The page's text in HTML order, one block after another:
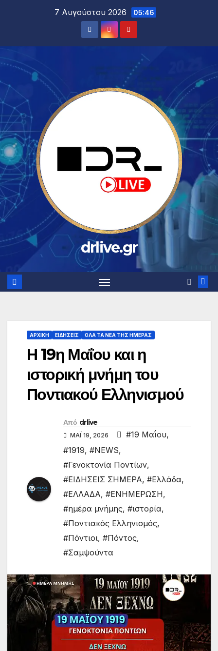
7 Αυγούστου 2026 05:46
drlive.gr
ΑΡΧΙΚΗ ΕΙΔΗΣΕΙΣ ΟΛΑ ΤΑ ΝΕΑ ΤΗΣ ΗΜΕΡΑΣ
Η 19η Μαΐου και η
ιστορική μνήμη του
Ποντιακού Ελληνισμού
Από drlive
ΜΆΙ 19, 2026 #19 Μαΐου,
#1919, #NEWS,
#Γενοκτονία Ποντίων,
#ΕΙΔΗΣΕΙΣ ΣΗΜΕΡΑ, #Ελλάδα,
#ΕΛΛΑΔΑ, #ΕΝΗΜΕΡΩΣΗ,
#ημέρα μνήμης, #ιστορία,
#Ποντιακός Ελληνισμός,
#Πόντιοι, #Πόντος,
#Σαμψούντα